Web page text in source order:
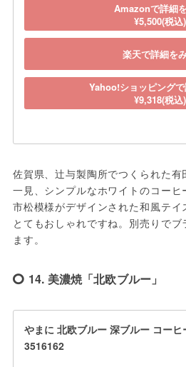
Amazonで詳細
¥5,500(税込)
楽天で詳細を
Yahoo!ショッピング
¥9,318(税込)
佐賀県、辻与製陶所でつくられた有
一見、シンプルなホワイトのコーヒ
市松模様がデザインされた和風テ
とてもおしゃれですね。別売りで
ます。
14. 美濃焼「北欧ブルー」
やまに 北欧ブルー 深ブルー コー
3516162